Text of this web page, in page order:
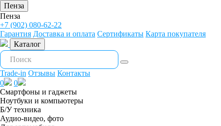
Пенза
Пенза
+7 (902) 080-62-22
Гарантия Доставка и оплата Сертификаты Карта покупателя
Каталог
Trade-in Отзывы Контакты
0
0
Смартфоны и гаджеты
Ноутбуки и компьютеры
Б/У техника
Аудио-видео, фото